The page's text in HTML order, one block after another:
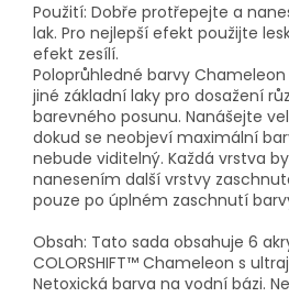
Použití: Dobře protřepejte a
lak. Pro nejlepší efekt použijte
efekt zesílí.
Poloprůhledné barvy
jiné základní laky pro dosažení
barevného posunu. Nanášejte
dokud se neobjeví maximální
nebude viditelný. Každá vrstva
nanesením další vrstvy
pouze po úplném zaschnutí
Obsah: Tato sada obsahuje 6
COLORSHIFT™ Chameleon s
Netoxická barva na vodní bázi.